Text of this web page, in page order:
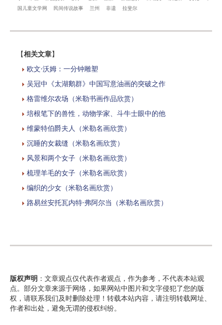
国儿童文学网
民间传说故事 兰州 非遗 拉斐尔
【相关文章】
欧文·沃姆：一分钟雕塑
吴冠中《太湖鹅群》中国写意油画的突破之作
格雷维尔农场（米勒书画作品欣赏）
培根笔下的兽性，动物学家、斗牛士眼中的他
维蒙特伯爵夫人（米勒名画欣赏）
沉睡的女裁缝（米勒名画欣赏）
风景和两个女子（米勒名画欣赏）
梳理羊毛的女子（米勒名画欣赏）
编织的少女（米勒名画欣赏）
路易丝安托瓦内特·弗阿尔当（米勒名画欣赏）
版权声明 ：文章观点仅代表作者观点，作为参考，不代表本站观
点。部分文章来源于网络，如果网站中图片和文字侵犯了您的版
权，请联系我们及时删除处理！转载本站内容，请注明转载网址、
作者和出处，避免无谓的侵权纠纷。